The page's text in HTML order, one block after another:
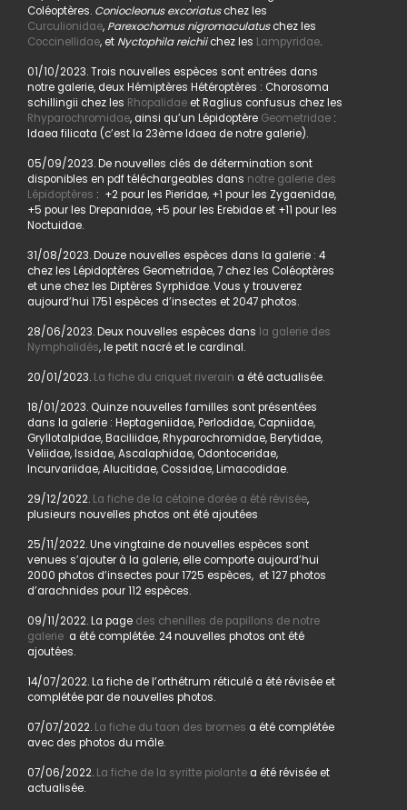
Coléoptères. Coniocleonus excoriatuschez les
Curculionidae, Parexochomus nigromaculatuschez les
Coccinellidae, et Nyctophila reichiichez les Lampyridae.
01/10/2023. Trois nouvelles espèces sont entrées dans
notre galerie, deux Hémiptères Hétéroptères : Chorosoma
schillingii chez les Rhopalidaeet Raglius confusus chez les
Rhyparochromidae, ainsi qu’un Lépidoptère Geometridae:
Idaea filicata (c’est la 23ème Idaea de notre galerie).
05/09/2023. De nouvelles clés de détermination sont
disponibles en pdf téléchargeables dans notre galerie des
Lépidoptères : +2 pour les Pieridae, +1 pour les Zygaenidae,
+5 pour les Drepanidae, +5 pour les Erebidae et +11 pour les
Noctuidae.
31/08/2023. Douze nouvelles espèces dans la galerie : 4
chez les Lépidoptères Geometridae, 7 chez les Coléoptères
et une chez les Diptères Syrphidae. Vous y trouverez
aujourd’hui 1751 espèces d’insectes et 2047 photos.
28/06/2023. Deux nouvelles espèces dans la galerie des
Nymphalidés, le petit nacré et le cardinal.
20/01/2023. La fiche du criquet riverain a été actualisée.
18/01/2023. Quinze nouvelles familles sont présentées
dans la galerie : Heptageniidae, Perlodidae, Capniidae,
Gryllotalpidae, Baciliidae, Rhyparochromidae, Berytidae,
Veliidae, Issidae, Ascalaphidae, Odontoceridae,
Incurvariidae, Alucitidae, Cossidae, Limacodidae.
29/12/2022. La fiche de la cétoine dorée a été révisée,
plusieurs nouvelles photos ont été ajoutées
25/11/2022. Une vingtaine de nouvelles espèces sont
venues s’ajouter à la galerie, elle comporte aujourd’hui
2000 photos d’insectes pour 1725 espèces, et 127 photos
d’arachnides pour 112 espèces.
09/11/2022. La page des chenilles de papillons de notre
galerie a été complétée. 24 nouvelles photos ont été
ajoutées.
14/07/2022. La fiche de l’orthétrum réticulé a été révisée et
complétée par de nouvelles photos.
07/07/2022. La fiche du taon des bromes a été complétée
avec des photos du mâle.
07/06/2022. La fiche de la syritte piolantea été révisée et
actualisée.